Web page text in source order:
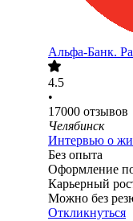
Альфа-Банк.
4.5
•
17000 отзывов
Челябинск
Интервью о
Без опыта
Оформление
Карьерный
Можно без
Откликнуться